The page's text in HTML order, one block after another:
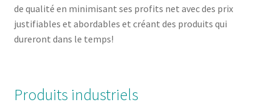
de qualité en minimisant ses profits net avec des prix
justifiables et abordables et créant des produits qui
dureront dans le temps!
Produits industriels